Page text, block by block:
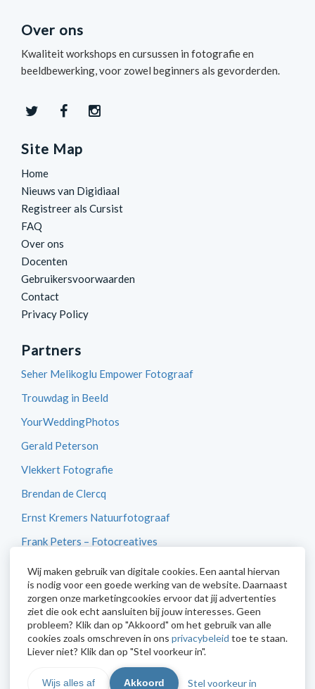
Over ons
Kwaliteit workshops en cursussen in fotografie en
beeldbewerking, voor zowel beginners als gevorderden.
Site Map
Home
Nieuws van Digidiaal
Registreer als Cursist
FAQ
Over ons
Docenten
Gebruikersvoorwaarden
Contact
Privacy Policy
Partners
Seher Melikoglu Empower Fotograaf
Trouwdag in Beeld
YourWeddingPhotos
Gerald Peterson
Vlekkert Fotografie
Brendan de Clercq
Ernst Kremers Natuurfotograaf
Frank Peters – Fotocreatives
Betty van Engelen
CameraNU
© 2026 Digidiaal Fotografie en Beeldbewerking - Powered by
Wij maken gebruik van digitale cookies. Een aantal hiervan
is nodig voor een goede werking van de website. Daarnaast
zorgen onze marketingcookies ervoor dat jij advertenties
ziet die ook echt aansluiten bij jouw interesses. Geen
probleem? Klik dan op "Akkoord" om het gebruik van alle
cookies zoals omschreven in ons privacybeleid toe te staan.
Liever niet? Klik dan op "Stel voorkeur in".
Stel voorkeur in
Wijs alles af Akkoord